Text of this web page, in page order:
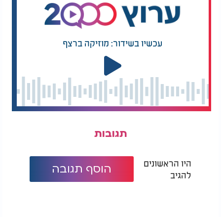
עכשיו בשידור: מוזיקה ברצף
תגובות
היו הראשונים
להגיב
הוסף תגובה